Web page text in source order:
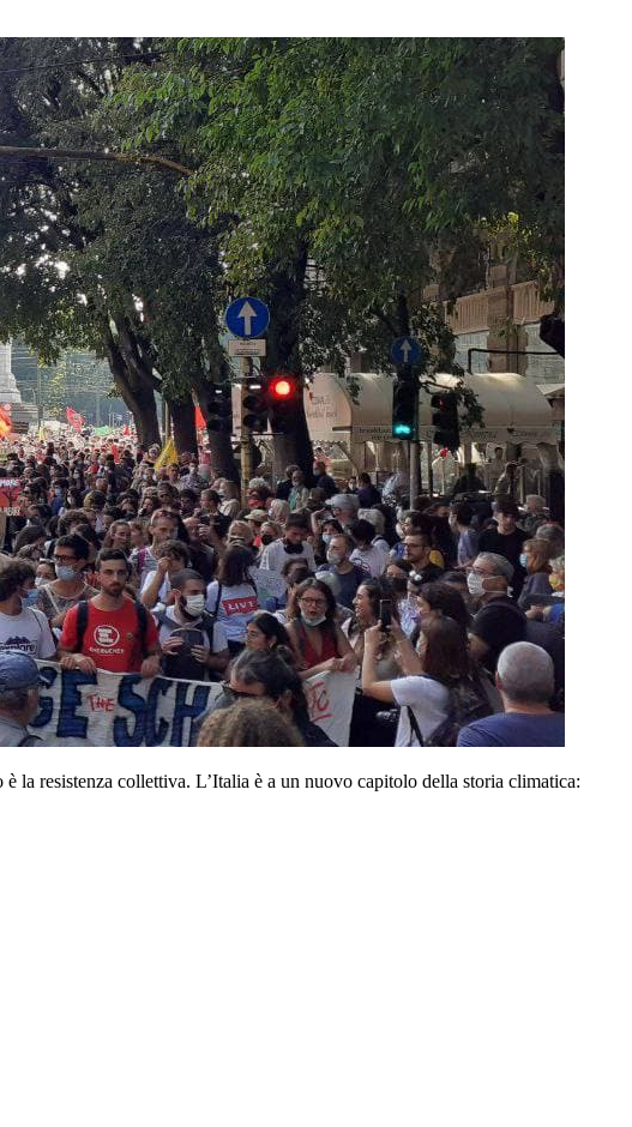
la resistenza collettiva. L’Italia è a un nuovo capitolo della storia climatica: